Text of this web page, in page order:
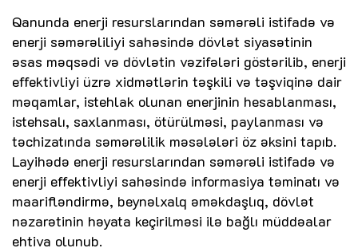
Qanunda enerji resurslarından səmərəli istifadə və
enerji səmərəliliyi sahəsində dövlət siyasətinin
əsas məqsədi və dövlətin vəzifələri göstərilib, enerji
effektivliyi üzrə xidmətlərin təşkili və təşviqinə dair
məqamlar, istehlak olunan enerjinin hesablanması,
istehsalı, saxlanması, ötürülməsi, paylanması və
təchizatında səmərəlilik məsələləri öz əksini tapıb.
Layihədə enerji resurslarından səmərəli istifadə və
enerji effektivliyi sahəsində informasiya təminatı və
maarifləndirmə, beynəlxalq əməkdaşlıq, dövlət
nəzarətinin həyata keçirilməsi ilə bağlı müddəalar
ehtiva olunub.